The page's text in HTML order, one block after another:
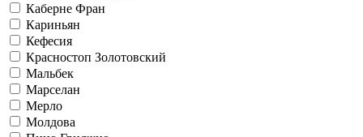
Каберне Фран
Кариньян
Кефесия
Красностоп Золотовский
Мальбек
Марселан
Мерло
Молдова